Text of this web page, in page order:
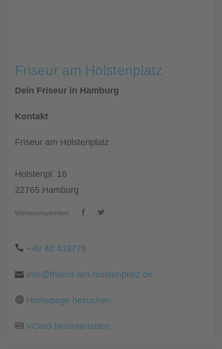
Friseur am Holstenplatz
Dein Friseur in Hamburg
Kontakt
Friseur am Holstenplatz
Holstenpl. 16
22765 Hamburg
Weiterempfehlen:
+49 40 433776
info@friseur-am-holstenplatz.de
Homepage besuchen
VCard herunterladen